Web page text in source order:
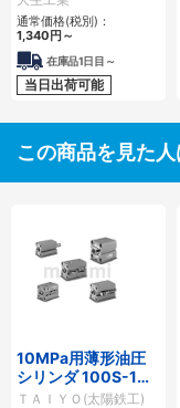
通常価格(税別)：
1,340 円 ～
在庫品1日目～
当日出荷可能
この商品を見た
10MPa用薄形油圧
シリンダ 100S-1シ
リーズ
ＴＡＩＹＯ(太陽鉄工)